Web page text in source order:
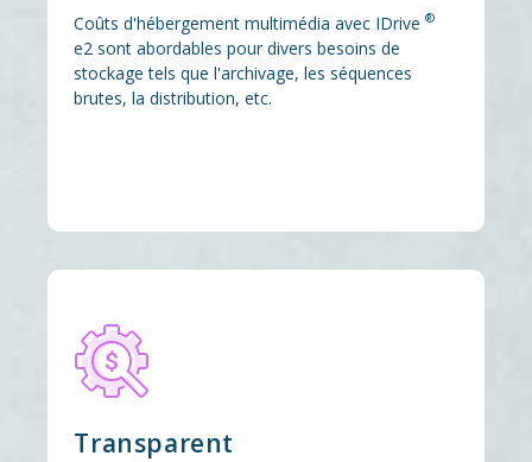
Coûts d'hébergement multimédia avec IDrive®
e2 sont abordables pour divers besoins de
stockage tels que l'archivage, les séquences
brutes, la distribution, etc.
Transparent